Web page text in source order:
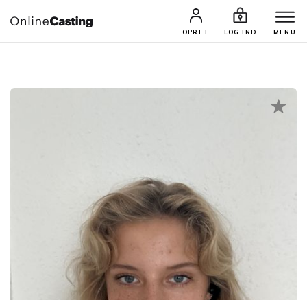
OPRET LOG IND MENU
CASTINGS & JOBS SØG PROFIL